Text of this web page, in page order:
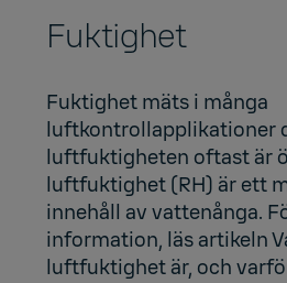
Fuktighet
Fuktighet mäts i många
luftkontrollapplikationer
luftfuktigheten oftast är
luftfuktighet (RH) är ett
innehåll av vattenånga.
information, läs artikeln
luftfuktighet är, och